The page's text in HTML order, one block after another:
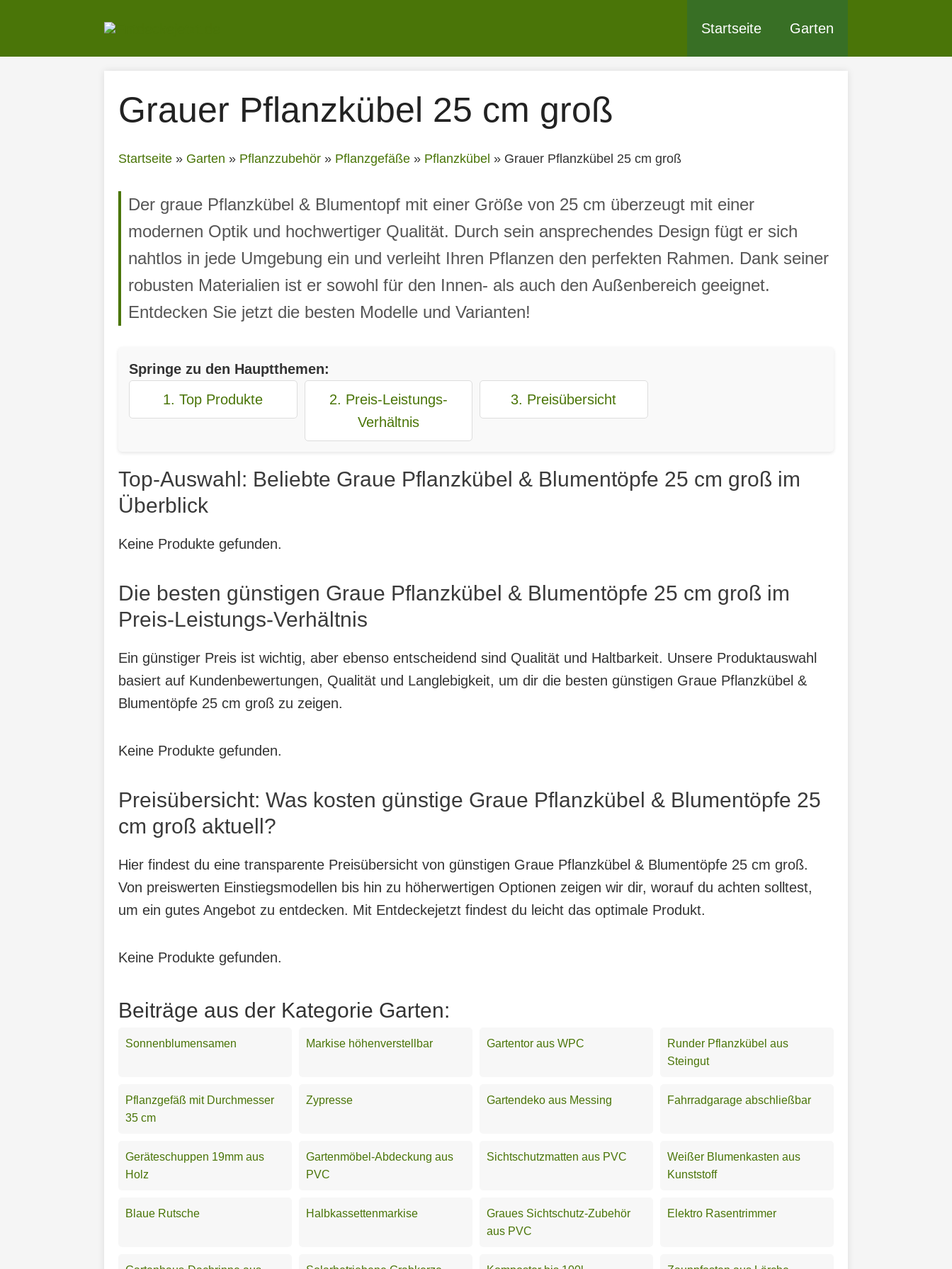
springen
Startseite Garten
Grauer Pflanzkübel 25 cm groß
Startseite » Garten » Pflanzzubehör » Pflanzgefäße » Pflanzkübel » Grauer Pflanzkübel 25 cm groß
Der graue Pflanzkübel & Blumentopf mit einer Größe von 25 cm überzeugt mit einer
modernen Optik und hochwertiger Qualität. Durch sein ansprechendes Design fügt er sich
nahtlos in jede Umgebung ein und verleiht Ihren Pflanzen den perfekten Rahmen. Dank seiner
robusten Materialien ist er sowohl für den Innen- als auch den Außenbereich geeignet.
Entdecken Sie jetzt die besten Modelle und Varianten!
Springe zu den Hauptthemen:
1. Top Produkte
2. Preis-Leistungs-
Verhältnis
3. Preisübersicht
Top-Auswahl: Beliebte Graue Pflanzkübel & Blumentöpfe 25 cm groß im
Überblick
Keine Produkte gefunden.
Die besten günstigen Graue Pflanzkübel & Blumentöpfe 25 cm groß im
Preis-Leistungs-Verhältnis
Ein günstiger Preis ist wichtig, aber ebenso entscheidend sind Qualität und Haltbarkeit. Unsere Produktauswahl
basiert auf Kundenbewertungen, Qualität und Langlebigkeit, um dir die besten günstigen Graue Pflanzkübel &
Blumentöpfe 25 cm groß zu zeigen.
Keine Produkte gefunden.
Preisübersicht: Was kosten günstige Graue Pflanzkübel & Blumentöpfe 25
cm groß aktuell?
Hier findest du eine transparente Preisübersicht von günstigen Graue Pflanzkübel & Blumentöpfe 25 cm groß.
Von preiswerten Einstiegsmodellen bis hin zu höherwertigen Optionen zeigen wir dir, worauf du achten solltest,
um ein gutes Angebot zu entdecken. Mit Entdeckejetzt findest du leicht das optimale Produkt.
Keine Produkte gefunden.
Beiträge aus der Kategorie Garten:
Sonnenblumensamen Markise höhenverstellbar Gartentor aus WPC
Runder Pflanzkübel aus
Steingut
Pflanzgefäß mit Durchmesser
35 cm
Zypresse Gartendeko aus Messing Fahrradgarage abschließbar
Geräteschuppen 19mm aus
Holz
Gartenmöbel-Abdeckung aus
PVC
Sichtschutzmatten aus PVC
Weißer Blumenkasten aus
Kunststoff
Blaue Rutsche Halbkassettenmarkise
Graues Sichtschutz-Zubehör
aus PVC
Elektro Rasentrimmer